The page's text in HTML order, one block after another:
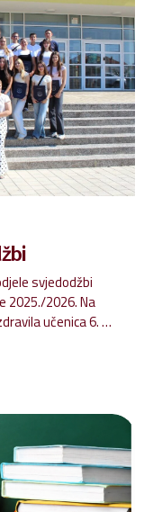
svjedodžbi
2025./2026. Na
učenica 6. B
Toma
svima na
školovanju!
naš ravnatelj,
vas, podrška...